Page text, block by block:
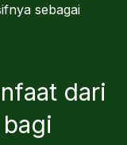
sebagai
dari